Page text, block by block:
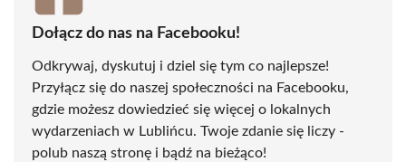
Dołącz do nas na Facebooku!
Odkrywaj, dyskutuj i dziel się tym co najlepsze!
Przyłącz się do naszej społeczności na Facebooku,
gdzie możesz dowiedzieć się więcej o lokalnych
wydarzeniach w Lublińcu. Twoje zdanie się liczy -
polub naszą stronę i bądź na bieżąco!